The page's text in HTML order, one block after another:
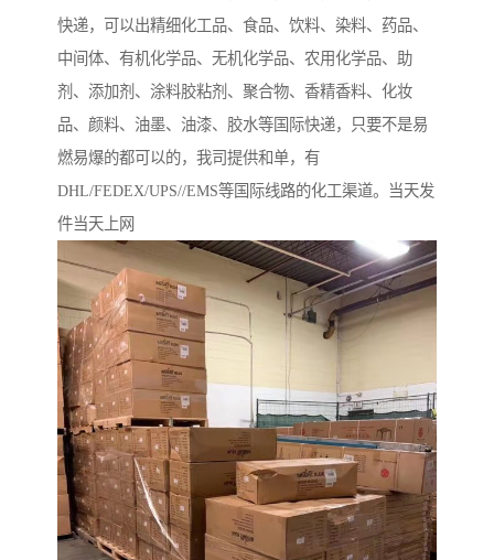
快递，可以出精细化工品、食品、饮料、染料、药品、
中间体、有机化学品、无机化学品、农用化学品、助
剂、添加剂、涂料胶粘剂、聚合物、 香精香料、化妆
品、颜料、油墨、油漆、胶水等国际快递，只要不是易
燃易爆的都可以的，我司提供和单，有
DHL/FEDEX/UPS//EMS等国际线路的化工渠道。当天发
件当天上网